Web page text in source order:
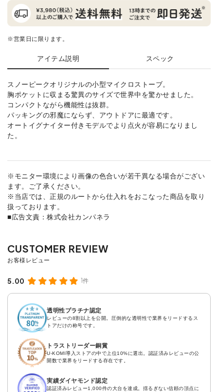
※営業日に限ります。
アイテム説明 スペック
スノーピークオリジナルの小型マイクロストーブ。
胸ポケットに収まる驚異のサイズで世界中を驚かせました。
コンパクトながら機能性は抜群。
パッキングの邪魔にならず、アウトドアに最適です。
オートイグナイター付きモデルでより点火が容易になりまし
た。
※モニター環境により画像の色合いが若干異なる場合がござい
ます。ご了承ください。
※当店では、正規のルートから仕入れをおこなった商品を取り
扱っております。
■広告文責：株式会社カンパネラ
5.00 1件
透明性プラチナ認定
レビューの8割以上を公開。圧倒的な透明性で業界をリードするス
トアだけの称号です。
トラストリーダー銅賞
U-KOMI導入ストアの中で上位10%に選出。認証済みレビューの公
開数で業界をリードする存在です。
実績ダイヤモンド認定
認証済みレビュー1,000件の大台を達成。揺るぎない信頼の頂点に